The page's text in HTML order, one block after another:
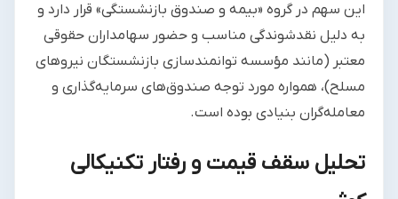
این سهم در گروه «بیمه و صندوق بازنشستگی» قرار دارد و
به دلیل نقدشوندگی مناسب و حضور سهامداران حقوقی
معتبر (مانند مؤسسه توانمندسازی بازنشستگان نیروهای
مسلح)، همواره مورد توجه صندوق‌های سرمایه‌گذاری و
معامله‌گران بنیادی بوده است.
تحلیل سقف قیمت و رفتار تکنیکالی